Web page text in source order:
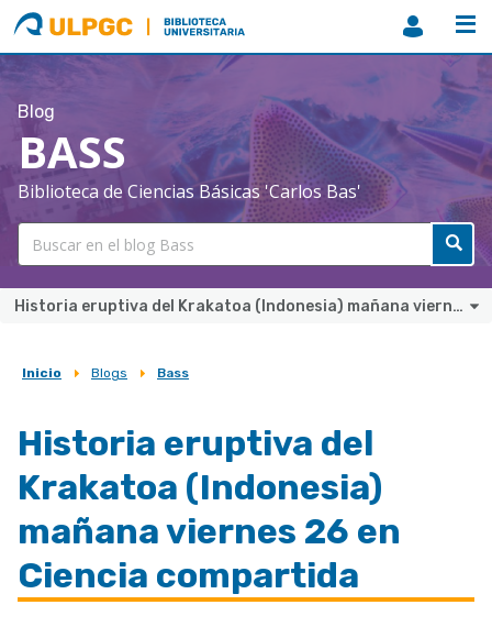
ULPGC
Biblioteca
ULPGC
Blog
BASS
Biblioteca de Ciencias Básicas 'Carlos Bas'
Historia eruptiva del Krakatoa (Indonesia) mañana viernes 26 en Ciencia compartida
Sobrescribir
de
ayuda
a
la
navegación
Inicio Blogs Bass
Historia eruptiva del
Krakatoa (Indonesia)
mañana viernes 26 en
Ciencia compartida